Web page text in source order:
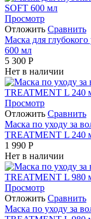
Просмотр
Отложить Сравнить
Маска для
600 мл
5 300 Р
Нет в наличии
Просмотр
Отложить Сравнить
Маска по уходу за
TREATMENT L 240
1 990 Р
Нет в наличии
Просмотр
Отложить Сравнить
Маска по уходу за